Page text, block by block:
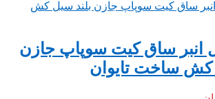
ساق کیت سوپاپ جازن
کش ساخت تایوان